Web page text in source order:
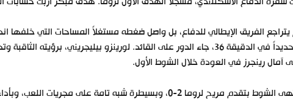
الفريق الإيطالي للدفاع، بل واصل ضغطه مستغلاً المساحات التي خلفها
وتحديداً في الدقيقة 36، جاء الدور على القائد. لورينزو بيليجريني،
آمال رينجرز في العودة خلال الشوط الأول.
بتقدم مريح لروما 2-0، وبسيطرة شبه تامة على مجريات اللعب، وبأداء يعكس النضج التكتيكي الذي يبحث عنه جاسبريني.